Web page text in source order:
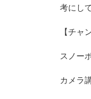
考にし
【チ
スノー
カメラ